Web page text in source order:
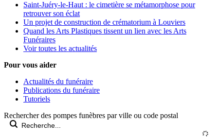
Saint-Juéry-le-Haut : le cimetière se métamorphose pour
retrouver son éclat
Un projet de construction de crématorium à Louviers
Quand les Arts Plastiques tissent un lien avec les Arts
Funéraires
Voir toutes les actualités
Pour vous aider
Actualités du funéraire
Publications du funéraire
Tutoriels
Rechercher des pompes funèbres par ville ou code postal